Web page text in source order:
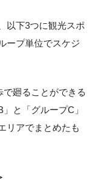
以下3つに観光スポ
ープ単位でスケジ
廻ることができる
と「グループC」
リアでまとめたも